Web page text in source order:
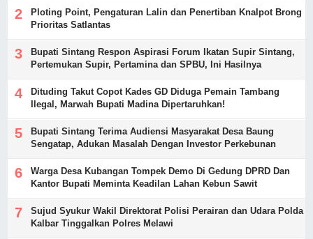
Ploting Point, Pengaturan Lalin dan Penertiban Knalpot Brong
Prioritas Satlantas
Bupati Sintang Respon Aspirasi Forum Ikatan Supir Sintang,
Pertemukan Supir, Pertamina dan SPBU, Ini Hasilnya
Dituding Takut Copot Kades GD Diduga Pemain Tambang
Ilegal, Marwah Bupati Madina Dipertaruhkan!
Bupati Sintang Terima Audiensi Masyarakat Desa Baung
Sengatap, Adukan Masalah Dengan Investor Perkebunan
Warga Desa Kubangan Tompek Demo Di Gedung DPRD Dan
Kantor Bupati Meminta Keadilan Lahan Kebun Sawit
Sujud Syukur Wakil Direktorat Polisi Perairan dan Udara Polda
Kalbar Tinggalkan Polres Melawi